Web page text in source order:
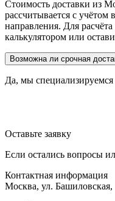
Стоимость доставки из
рассчитывается с учётом
направления. Для
калькулятором или
Возможна ли срочная
Да, мы
Оставьте заявку
Если остались вопросы
Контактная информация
Москва, ул. Башиловская,